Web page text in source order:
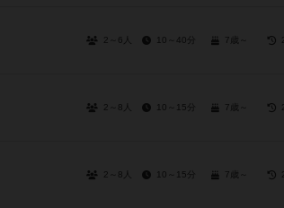
2～6人 10～40分 7歳～
2～8人 10～15分 7歳～
2～8人 10～15分 7歳～